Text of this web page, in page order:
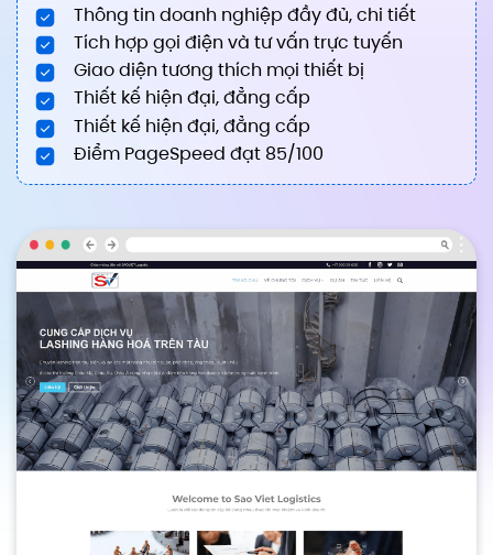
Thông tin doanh nghiệp đầy đủ, chi tiết
Tích hợp gọi điện và tư vấn trực tuyến
Giao diện tương thích mọi thiết bị
Thiết kế hiện đại, đẳng cấp
Thiết kế hiện đại, đẳng cấp
Điểm PageSpeed đạt 85/100